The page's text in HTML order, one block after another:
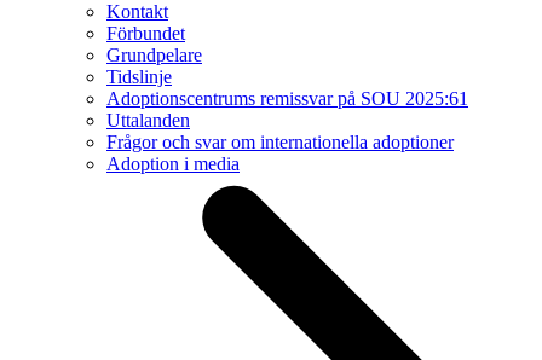
Kontakt
Förbundet
Grundpelare
Tidslinje
Adoptionscentrums remissvar på SOU 2025:61
Uttalanden
Frågor och svar om internationella adoptioner
Adoption i media